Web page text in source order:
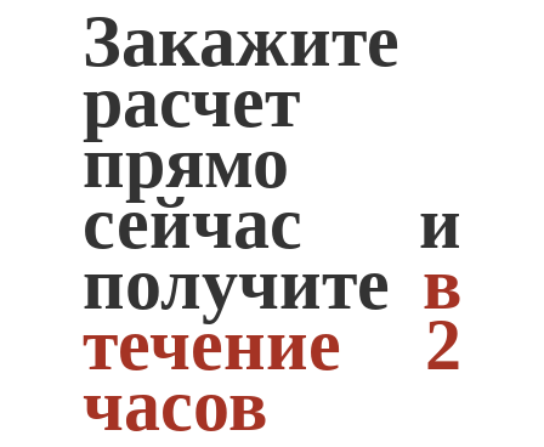
Закажите
расчет
прямо
сейчас и
получите в
течение 2
часов